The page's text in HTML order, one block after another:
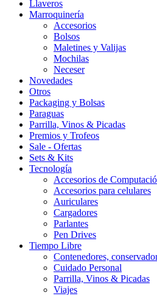
Llaveros
Marroquinería
Accesorios
Bolsos
Maletines y Valijas
Mochilas
Neceser
Novedades
Otros
Packaging y Bolsas
Paraguas
Parrilla, Vinos & Picadas
Premios y Trofeos
Sale - Ofertas
Sets & Kits
Tecnología
Accesorios de
Accesorios para celulares
Auriculares
Cargadores
Parlantes
Pen Drives
Tiempo Libre
Contenedores,
Cuidado Personal
Parrilla, Vinos & Picadas
Viajes